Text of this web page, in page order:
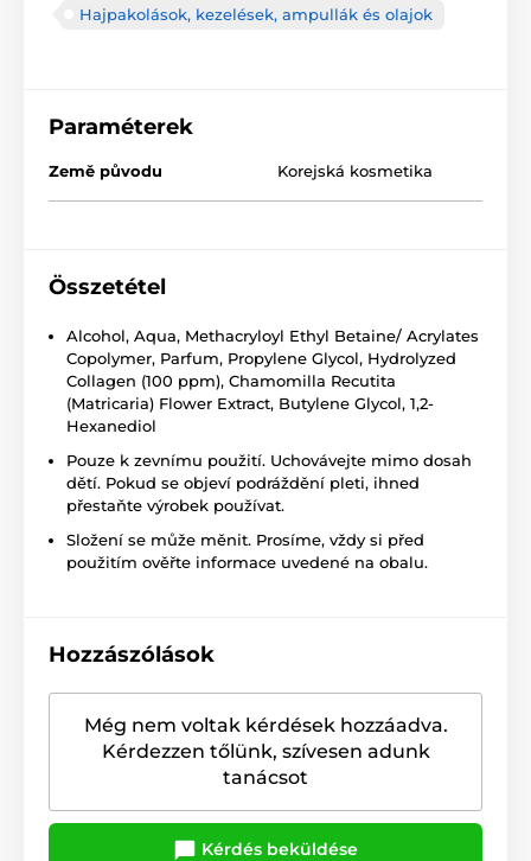
Hajpakolások, kezelések, ampullák és olajok
Paraméterek
Země původu Korejská kosmetika
Összetétel
Alcohol, Aqua, Methacryloyl Ethyl Betaine/ Acrylates
Copolymer, Parfum, Propylene Glycol, Hydrolyzed
Collagen (100 ppm), Chamomilla Recutita
(Matricaria) Flower Extract, Butylene Glycol, 1,2-
Hexanediol
Pouze k zevnímu použití. Uchovávejte mimo dosah
dětí. Pokud se objeví podráždění pleti, ihned
přestaňte výrobek používat.
Složení se může měnit. Prosíme, vždy si před
použitím ověřte informace uvedené na obalu.
Hozzászólások
Még nem voltak kérdések hozzáadva.
Kérdezzen tőlünk, szívesen adunk
tanácsot
Kérdés beküldése